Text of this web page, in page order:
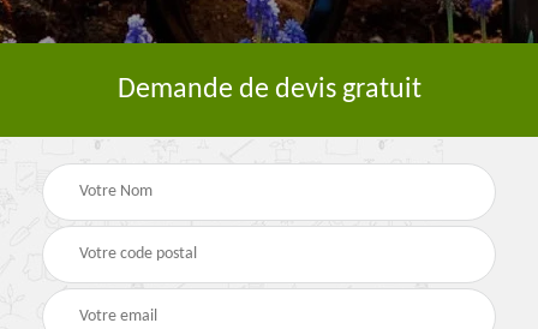
Demande de devis gratuit